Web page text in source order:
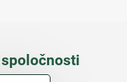
spoločnosti